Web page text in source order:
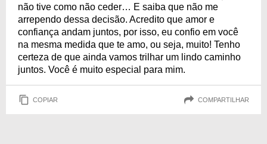
não tive como não ceder… E saiba que não me
arrependo dessa decisão. Acredito que amor e
confiança andam juntos, por isso, eu confio em você
na mesma medida que te amo, ou seja, muito! Tenho
certeza de que ainda vamos trilhar um lindo caminho
juntos. Você é muito especial para mim.
COPIAR COMPARTILHAR